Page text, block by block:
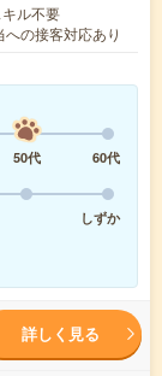
ル不要
の接客対応あり
50代
60代
しずか
詳しく見る